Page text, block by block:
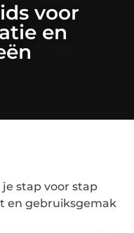
voor
en
stap voor stap
en gebruiksgemak